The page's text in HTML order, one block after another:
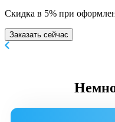
Скидка в 5% при
Заказать сейчас